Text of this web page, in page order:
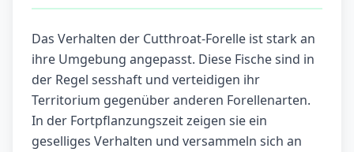
Das Verhalten der Cutthroat-Forelle ist stark an
ihre Umgebung angepasst. Diese Fische sind in
der Regel sesshaft und verteidigen ihr
Territorium gegenüber anderen Forellenarten.
In der Fortpflanzungszeit zeigen sie ein
geselliges Verhalten und versammeln sich an